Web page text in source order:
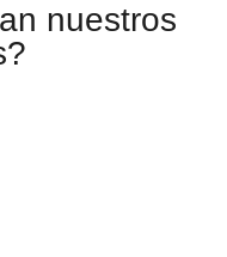
nuestros